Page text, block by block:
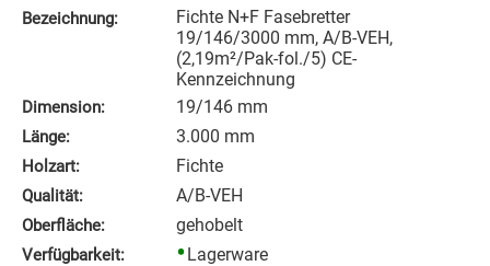
Bezeichnung:
Fichte N+F Fasebretter
19/146/3000 mm, A/B-VEH,
(2,19m²/Pak-fol./5) CE-
Kennzeichnung
Dimension: 19/146 mm
Länge: 3.000 mm
Holzart: Fichte
Qualität: A/B-VEH
Oberfläche: gehobelt
Verfügbarkeit: Lagerware